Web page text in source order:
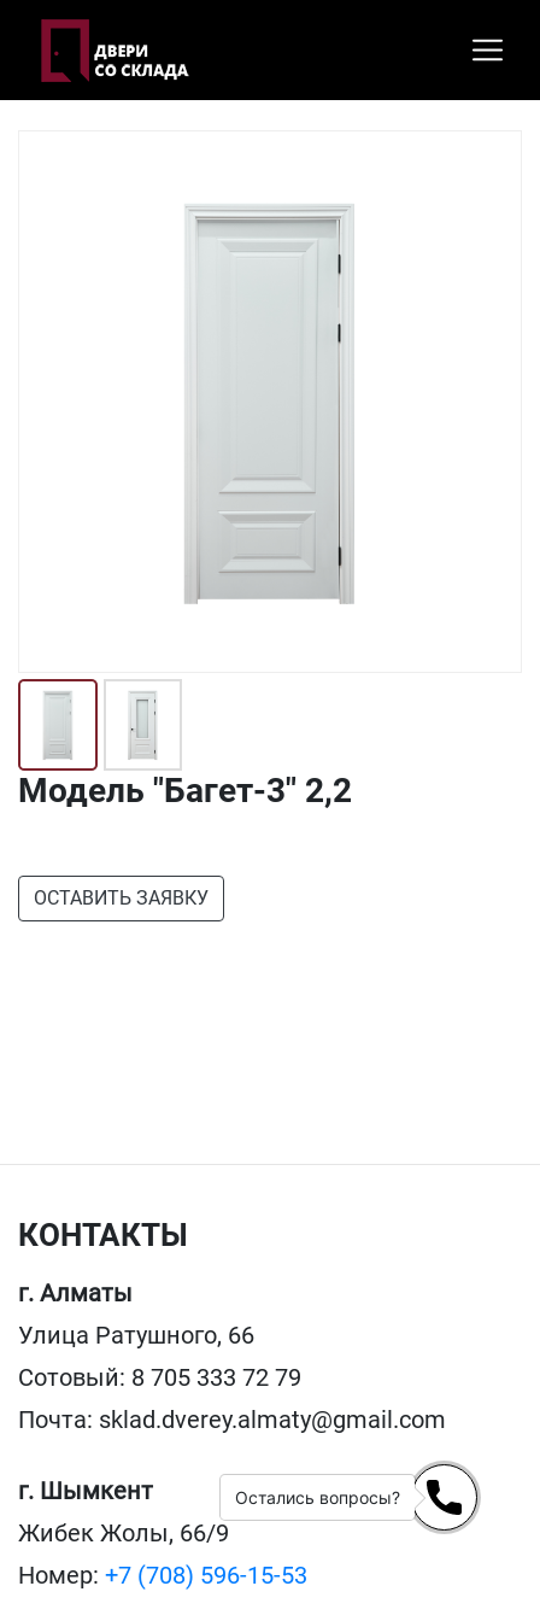
Модель "Багет-3" 2,2
ОСТАВИТЬ ЗАЯВКУ
КОНТАКТЫ
г. Алматы
Улица Ратушного, 66
Сотовый: 8 705 333 72 79
Почта: sklad.dverey.almaty@gmail.com
г. Шымкент
Жибек Жолы, 66/9
Номер: +7 (708) 596-15-53
Остались вопросы?